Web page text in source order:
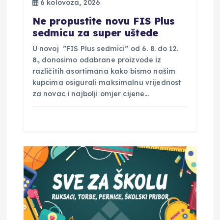
6 kolovoza, 2026
Ne propustite novu FIS Plus
sedmicu za super uštede
U novoj ”FIS Plus sedmici” od 6. 8. do 12.
8., donosimo odabrane proizvode iz
različitih asortimana kako bismo našim
kupcima osigurali maksimalnu vrijednost
za novac i najbolji omjer cijene…